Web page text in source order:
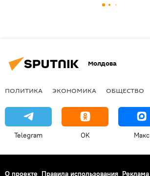
Молдова
ПОЛИТИКА ЭКОНОМИКА ОБЩЕСТВО
Telegram OK Макс
О проекте Правила использования Реклама